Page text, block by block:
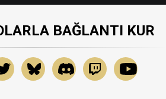
BAĞLANTI KUR